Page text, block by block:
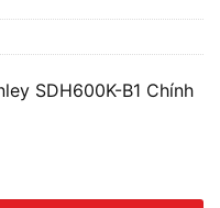
SDH600K-B1 Chính
B1 số lượng